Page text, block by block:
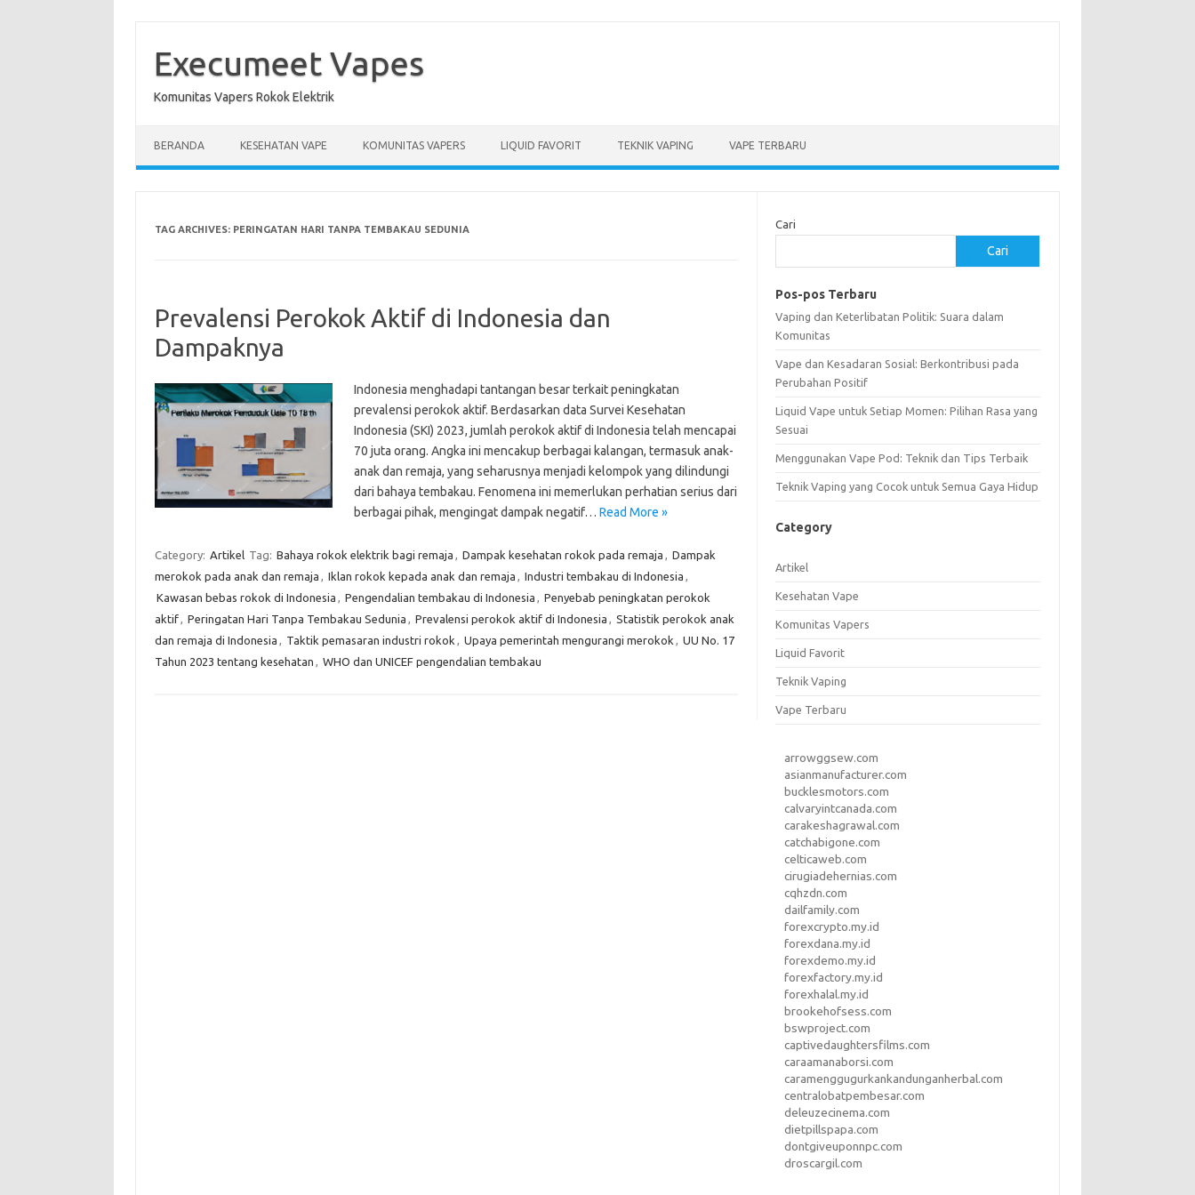
contentExecumeet Vapes
Komunitas Vapers Rokok Elektrik
BERANDA KESEHATAN VAPE KOMUNITAS VAPERS LIQUID FAVORIT TEKNIK VAPING VAPE TERBARU
TAG ARCHIVES: PERINGATAN HARI TANPA TEMBAKAU SEDUNIA
Prevalensi Perokok Aktif di Indonesia dan
Dampaknya
Indonesia menghadapi tantangan besar terkait peningkatan
prevalensi perokok aktif. Berdasarkan data Survei Kesehatan
Indonesia (SKI) 2023, jumlah perokok aktif di Indonesia telah mencapai
70 juta orang. Angka ini mencakup berbagai kalangan, termasuk anak-
anak dan remaja, yang seharusnya menjadi kelompok yang dilindungi
dari bahaya tembakau. Fenomena ini memerlukan perhatian serius dari
berbagai pihak, mengingat dampak negatif… Read More »
Category: Artikel Tag: Bahaya rokok elektrik bagi remaja , Dampak kesehatan rokok pada remaja , Dampak
merokok pada anak dan remaja , Iklan rokok kepada anak dan remaja , Industri tembakau di Indonesia ,
Kawasan bebas rokok di Indonesia , Pengendalian tembakau di Indonesia , Penyebab peningkatan perokok
aktif, Peringatan Hari Tanpa Tembakau Sedunia , Prevalensi perokok aktif di Indonesia , Statistik perokok anak
dan remaja di Indonesia , Taktik pemasaran industri rokok , Upaya pemerintah mengurangi merokok , UU No. 17
Tahun 2023 tentang kesehatan , WHO dan UNICEF pengendalian tembakau
Cari
Cari
Pos-pos Terbaru
Vaping dan Keterlibatan Politik: Suara dalam
Komunitas
Vape dan Kesadaran Sosial: Berkontribusi pada
Perubahan Positif
Liquid Vape untuk Setiap Momen: Pilihan Rasa yang
Sesuai
Menggunakan Vape Pod: Teknik dan Tips Terbaik
Teknik Vaping yang Cocok untuk Semua Gaya Hidup
Category
Artikel
Kesehatan Vape
Komunitas Vapers
Liquid Favorit
Teknik Vaping
Vape Terbaru
arrowggsew.com
asianmanufacturer.com
bucklesmotors.com
calvaryintcanada.com
carakeshagrawal.com
catchabigone.com
celticaweb.com
cirugiadehernias.com
cqhzdn.com
dailfamily.com
forexcrypto.my.id
forexdana.my.id
forexdemo.my.id
forexfactory.my.id
forexhalal.my.id
brookehofsess.com
bswproject.com
captivedaughtersfilms.com
caraamanaborsi.com
caramenggugurkankandunganherbal.com
centralobatpembesar.com
deleuzecinema.com
dietpillspapa.com
dontgiveuponnpc.com
droscargil.com